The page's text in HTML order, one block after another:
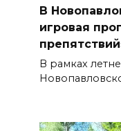
В
игровая
В рамках